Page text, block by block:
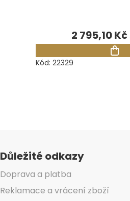
2 795,10 Kč
Kód: 22329
Důležité odkazy
Doprava a platba
Reklamace a vrácení zboží